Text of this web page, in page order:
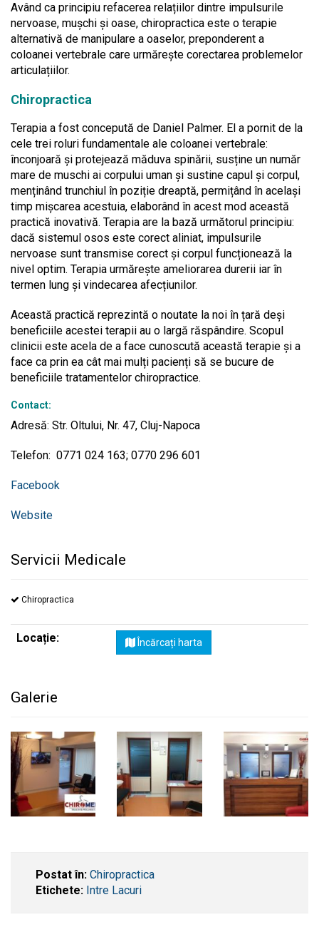
Având ca principiu refacerea relațiilor dintre impulsurile
nervoase, mușchi și oase, chiropractica este o terapie
alternativă de manipulare a oaselor, preponderent a
coloanei vertebrale care urmărește corectarea problemelor
articulațiilor.
Chiropractica
Terapia a fost concepută de Daniel Palmer. El a pornit de la
cele trei roluri fundamentale ale coloanei vertebrale:
înconjoară și protejează măduva spinării, susține un număr
mare de muschi ai corpului uman și sustine capul și corpul,
menținând trunchiul în poziție dreaptă, permițând în același
timp mișcarea acestuia, elaborând în acest mod această
practică inovativă. Terapia are la bază următorul principiu:
dacă sistemul osos este corect aliniat, impulsurile
nervoase sunt transmise corect și corpul funcționează la
nivel optim. Terapia urmărește ameliorarea durerii iar în
termen lung și vindecarea afecțiunilor.
Această practică reprezintă o noutate la noi în țară deși
beneficiile acestei terapii au o largă răspândire. Scopul
clinicii este acela de a face cunoscută această terapie și a
face ca prin ea cât mai mulți pacienți să se bucure de
beneficiile tratamentelor chiropractice.
Contact:
Adresă: Str. Oltului, Nr. 47, Cluj-Napoca
Telefon: 0771 024 163; 0770 296 601
Facebook
Website
Servicii Medicale
Chiropractica
Locație: Încărcați harta
Galerie
Postat în: Chiropractica
Etichete: Intre Lacuri